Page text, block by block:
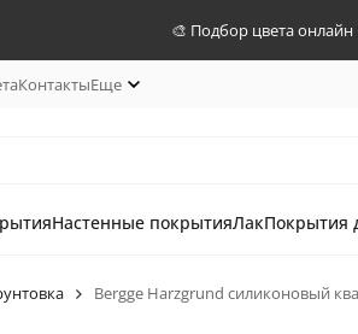
🎨 Подбор цвета онлайн
КонтактыЕще
Настенные покрытияЛакПокрытия
Bergge Harzgrund силиконовый